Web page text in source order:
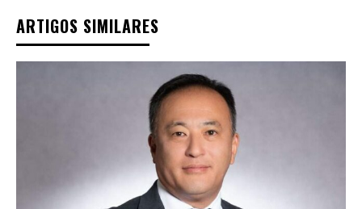
ARTIGOS SIMILARES